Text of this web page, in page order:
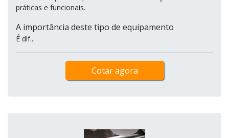
práticas e funcionais.
A importância deste tipo de equipamento
É dif...
Cotar agora